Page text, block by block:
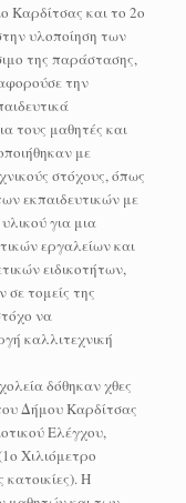
Καρδίτσας και το 2ο
υλοποίηση των
της παράστασης,
την
τους μαθητές και
με
στόχους, όπως
εκπαιδευτικών με
για μια
εργαλείων και
ειδικοτήτων,
τομείς της
να
καλλιτεχνική
δόθηκαν χθες
Δήμου Καρδίτσας
Ελέγχου,
Χιλιόμετρο
Η